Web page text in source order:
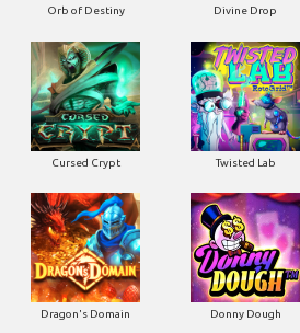
Orb of Destiny Divine Drop
Cursed Crypt Twisted Lab
Dragon's Domain Donny Dough